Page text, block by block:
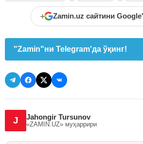
+ Zamin.uz сайтини
"Zamin"ни Telegram'да ўқинг!
J Jahongir Tursunov
«ZAMIN.UZ» муҳаррири